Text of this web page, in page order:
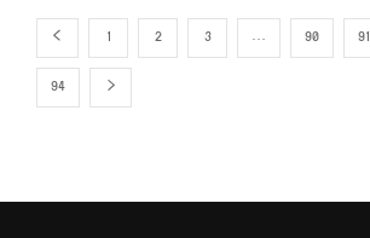
1 2 3 … 90 91
94